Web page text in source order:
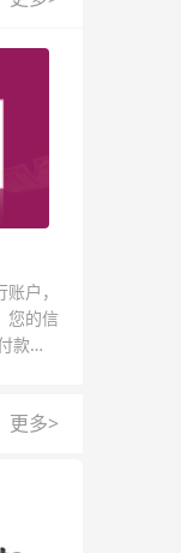
户，
您的信
款信
更多>